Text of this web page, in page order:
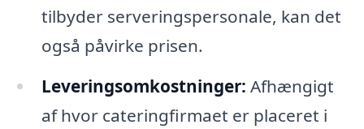
tilbyder serveringspersonale, kan det
også påvirke prisen.
Leveringsomkostninger: Afhængigt
af hvor cateringfirmaet er placeret i